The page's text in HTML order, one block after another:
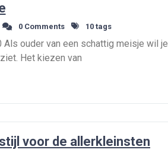
0 Comments 10 tags
ouder van een schattig meisje wil je
Het kiezen van
voor de allerkleinsten